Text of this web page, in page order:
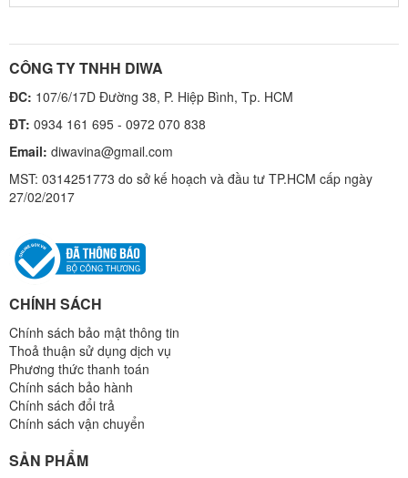
CÔNG TY TNHH DIWA
ĐC: 107/6/17D Đường 38, P. Hiệp Bình, Tp. HCM
ĐT: 0934 161 695 - 0972 070 838
Email: diwavina@gmail.com
MST: 0314251773 do sở kế hoạch và đầu tư TP.HCM cấp ngày
27/02/2017
CHÍNH SÁCH
Chính sách bảo mật thông tin
Thoả thuận sử dụng dịch vụ
Phương thức thanh toán
Chính sách bảo hành
Chính sách đổi trả
Chính sách vận chuyển
SẢN PHẨM